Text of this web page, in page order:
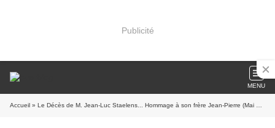
Publicité
MENU
Accueil » Le Décès de M. Jean-Luc Staelens... Hommage à son frère Jean-Pierre (Mai 2022)).